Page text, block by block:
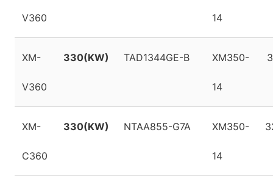
V360 14
XM-
V360
330(KW) TAD1344GE-B XM350-
14
XM-
C360
330(KW) NTAA855-G7A XM350-
14